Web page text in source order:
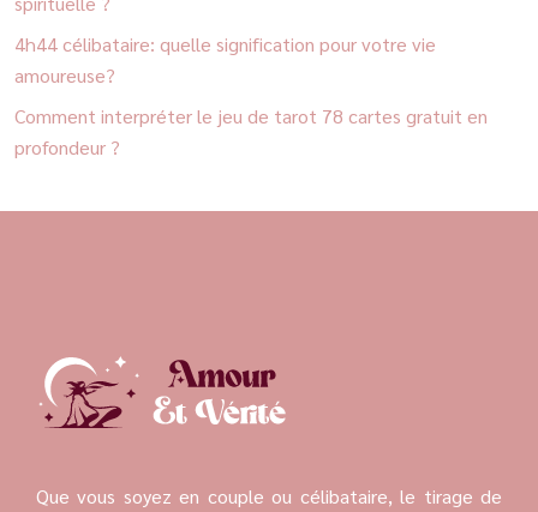
4h44 célibataire: quelle signification pour votre vie
amoureuse?
Comment interpréter le jeu de tarot 78 cartes gratuit en
profondeur ?
Que vous soyez en couple ou célibataire, le tirage de